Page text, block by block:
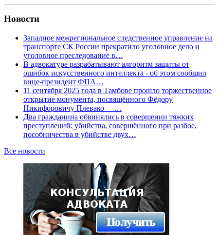
Новости
Западное межрегиональное следственное управление на
транспорте СК России прекратило уголовное дело и
уголовное преследование в…
В адвокатуре разрабатывают алгоритм защиты от
ошибок искусственного интеллекта - об этом сообщил
вице-президент ФПА…
11 сентября 2025 года в Тамбове прошло торжественное
открытие монумента, посвящённого Фёдору
Никифоровичу Плевако —…
Два гражданина обвинялись в совершении тяжких
преступлений: убийства, совершённого при разбое,
пособничества в убийстве двух…
Все новости